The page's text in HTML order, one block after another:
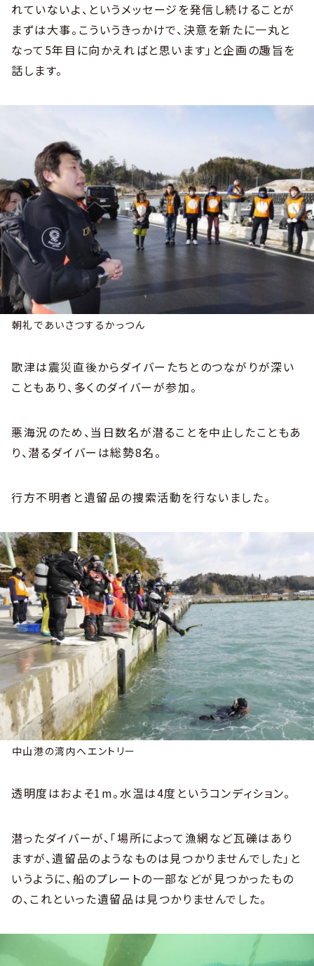
れていないよ、というメッセージを発信し続けることが
まずは大事。こういうきっかけで、決意を新たに一丸と
なって5年目に向かえればと思います」と企画の趣旨を
話します。
朝礼であいさつするかっつん
歌津は震災直後からダイバーたちとのつながりが深い
こともあり、多くのダイバーが参加。
悪海況のため、当日数名が潜ることを中止したこともあ
り、潜るダイバーは総勢8名。
行方不明者と遺留品の捜索活動を行ないました。
中山港の湾内へエントリー
透明度はおよそ1m。水温は4度というコンディション。
潜ったダイバーが、「場所によって漁網など瓦礫はあり
ますが、遺留品のようなものは見つかりませんでした」と
いうように、船のプレートの一部などが見つかったもの
の、これといった遺留品は見つかりませんでした。